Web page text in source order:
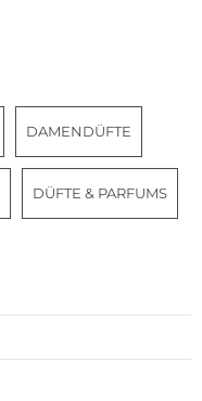
DAMENDÜFTE
DÜFTE & PARFUMS